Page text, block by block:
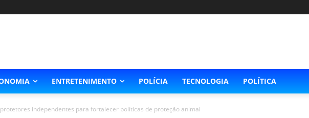
ENTRETENIMENTO POLÍCIA TECNOLOGIA POLÍTICA
independentes para fortalecer políticas de proteção animal